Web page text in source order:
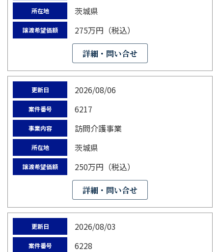
所在地 茨城県
譲渡希望価額 275万円（税込）
詳細・問い合せ
更新日 2026/08/06
案件番号 6217
事業内容 訪問介護事業
所在地 茨城県
譲渡希望価額 250万円（税込）
詳細・問い合せ
更新日 2026/08/03
案件番号 6228